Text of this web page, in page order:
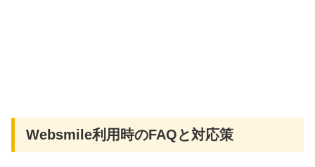
Websmile利用時のFAQと対応策